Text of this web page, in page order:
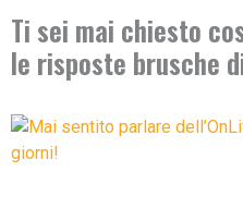
Ti sei mai chiesto
le risposte brusche